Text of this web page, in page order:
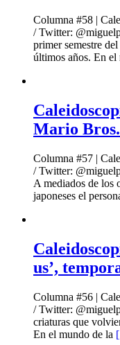
Columna #58 |
/ Twitter:
primer semestre
últimos años. En el
Mario Bros.
Columna #57 |
/ Twitter:
A mediados de los
japoneses el
us’,
Columna #56 |
/ Twitter:
criaturas que
En el mundo de la